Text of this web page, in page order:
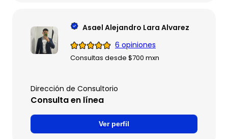
Asael Alejandro Lara Alvarez
6 opiniones
Consultas desde $700 mxn
Dirección de Consultorio
Consulta en línea
Ver perfil